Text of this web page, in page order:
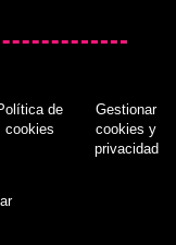
de
cookies
Gestionar
cookies y
privacidad